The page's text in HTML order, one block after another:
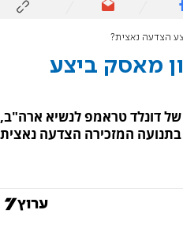
הצדעה נאצית?
מאסק ביצע
דונלד טראמפ לנשיא ארה"ב,
בתנועה המזכירה הצדעה נאצית